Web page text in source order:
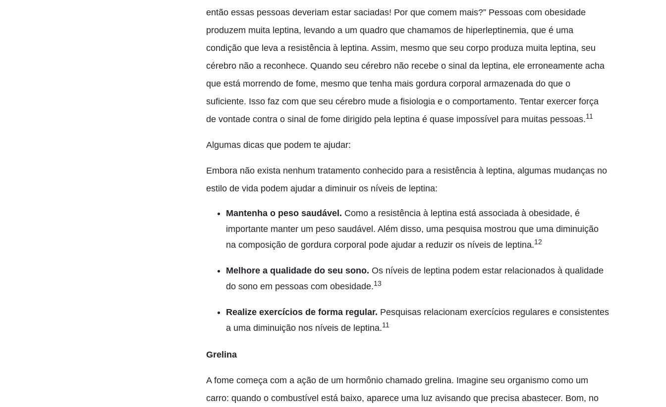
então essas pessoas deveriam estar saciadas! Por que comem mais?” Pessoas com obesidade
produzem muita leptina, levando a um quadro que chamamos de hiperleptinemia, que é uma
condição que leva a resistência à leptina. Assim, mesmo que seu corpo produza muita leptina, seu
cérebro não a reconhece. Quando seu cérebro não recebe o sinal da leptina, ele erroneamente acha
que está morrendo de fome, mesmo que tenha mais gordura corporal armazenada do que o
suficiente. Isso faz com que seu cérebro mude a fisiologia e o comportamento. Tentar exercer força
de vontade contra o sinal de fome dirigido pela leptina é quase impossível para muitas pessoas.11
Algumas dicas que podem te ajudar:
Embora não exista nenhum tratamento conhecido para a resistência à leptina, algumas mudanças no
estilo de vida podem ajudar a diminuir os níveis de leptina:
Mantenha o peso saudável. Como a resistência à leptina está associada à obesidade, é
importante manter um peso saudável. Além disso, uma pesquisa mostrou que uma diminuição
na composição de gordura corporal pode ajudar a reduzir os níveis de leptina.12
Melhore a qualidade do seu sono. Os níveis de leptina podem estar relacionados à qualidade
do sono em pessoas com obesidade.13
Realize exercícios de forma regular. Pesquisas relacionam exercícios regulares e consistentes
a uma diminuição nos níveis de leptina.11
Grelina
A fome começa com a ação de um hormônio chamado grelina. Imagine seu organismo como um
carro: quando o combustível está baixo, aparece uma luz avisando que precisa abastecer. Bom, no